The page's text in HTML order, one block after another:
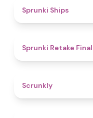
Sprunki Ships
Sprunki Retake Final
Scrunkly